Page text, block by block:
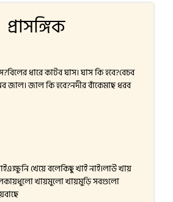
প্রাসঙ্গিক
ধারে কাটব ঘাস। ঘাস কি হবে?বেচব
জাল। জাল কি হবে?নদীর বাঁকেমাছ ধরব
খেয়ে বলেকিছু খাই নাই।লাউ খায়
খায়মুলো খায়মুড়ি সবগুলো